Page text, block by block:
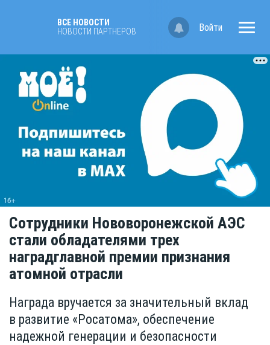
ВСЕ НОВОСТИ
НОВОСТИ ПАРТНЁРОВ
Войти
Сотрудники Нововоронежской АЭС
стали обладателями трех
наградглавной премии признания
атомной отрасли
Награда вручается за значительный вклад
в развитие «Росатома», обеспечение
надежной генерации и безопасности